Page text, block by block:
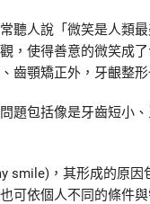
聽人說「微笑是人類
，使得善意的微笑成
齒顎矯正外，牙齦整
題包括像是牙齒短小
smile)，其形成的原
可依個人不同的條件